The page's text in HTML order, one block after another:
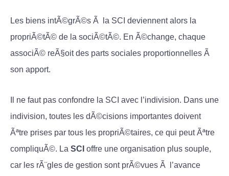
Les biens intÃ©grÃ©s Ã la SCI deviennent alors la
propriÃ©tÃ© de la sociÃ©tÃ©. En Ã©change, chaque
associÃ© reÃ§oit des parts sociales proportionnelles Ã
son apport.
Il ne faut pas confondre la SCI avec l’indivision. Dans une
indivision, toutes les dÃ©cisions importantes doivent
Ãªtre prises par tous les propriÃ©taires, ce qui peut Ãªtre
compliquÃ©. La SCI offre une organisation plus souple,
car les rÃ¨gles de gestion sont prÃ©vues Ã l’avance